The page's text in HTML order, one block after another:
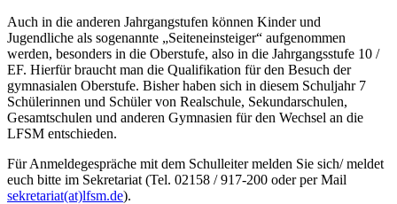
Auch in die anderen Jahrgangstufen können Kinder und
Jugendliche als sogenannte „Seiteneinsteiger“ aufgenommen
werden, besonders in die Oberstufe, also in die Jahrgangsstufe 10 /
EF. Hierfür braucht man die Qualifikation für den Besuch der
gymnasialen Oberstufe. Bisher haben sich in diesem Schuljahr 7
Schülerinnen und Schüler von Realschule, Sekundarschulen,
Gesamtschulen und anderen Gymnasien für den Wechsel an die
LFSM entschieden.
Für Anmeldegespräche mit dem Schulleiter melden Sie sich/ meldet
euch bitte im Sekretariat (Tel. 02158 / 917-200 oder per Mail
sekretariat(at)lfsm.de).